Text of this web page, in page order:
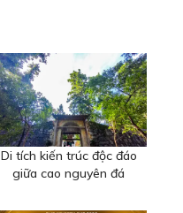
Di tích kiến trúc độc đáo
giữa cao nguyên đá